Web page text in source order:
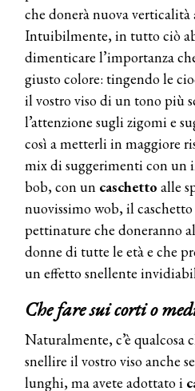
che donerà nuova verticalità
Intuibilmente, in tutto ciò
dimenticare l’importanza
giusto colore: tingendo le
il vostro viso di un tono più
l’attenzione sugli zigomi e
così a metterli in maggiore
mix di suggerimenti con un
bob, con un caschetto alle
nuovissimo wob, il
pettinature che doneranno
donne di tutte le età e che
un effetto snellente
Che fare sui corti o
Naturalmente, c’è qualcosa
snellire il vostro viso anche
lunghi, ma avete adottato i